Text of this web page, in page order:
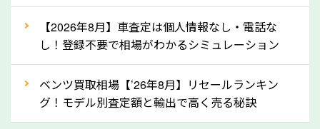
な車は早めに廃車手続きをしたほうが良いでしょう。
③自動車税の還付金の扱いについて確認し
ましょう！
車を廃車にすると、自動車税の還付金を受け取ること
ができる場合があります。廃車買取業者の中には、還
【2026年8月】車査定は個人情報なし・電話な
し！登録不要で相場がわかるシミュレーション
ベンツ買取相場【’26年8月】リセールランキン
グ！モデル別査定額と輸出で高く売る秘訣